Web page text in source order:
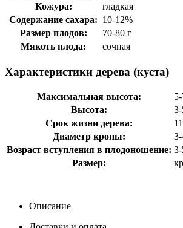
Кожура:
гладкая
Содержание сахара: 10-12%
Размер плодов:
70-80 г
Мякоть плода:
сочная
Характеристики дерева (куста)
Максимальная высота:
Высота:
Срок жизни дерева:
11
Диаметр кроны:
Возраст вступления в плодоношение:
Размер:
Описание